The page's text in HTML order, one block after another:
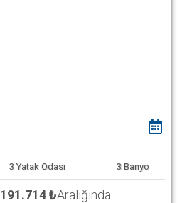
3 Yatak Odası 3 Banyo
191.714 ₺Aralığında